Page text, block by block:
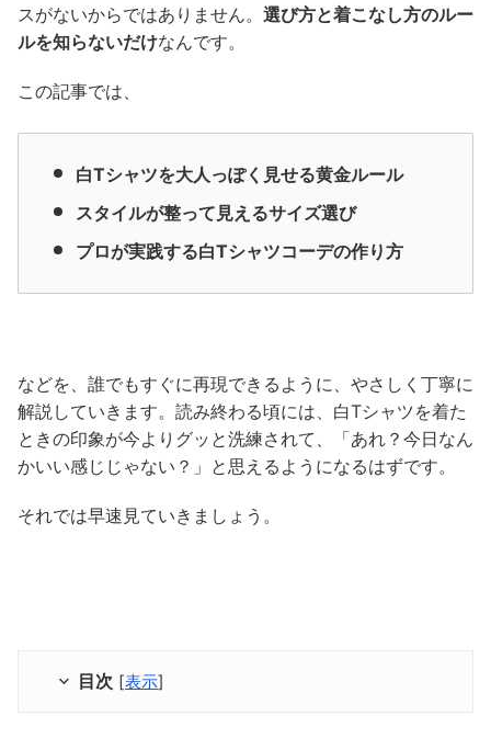
スがないからではありません。 選び方と着こなし方のルー
ルを知らないだけなんです。
この記事では、
白Tシャツを大人っぽく見せる黄金ルール
スタイルが整って見えるサイズ選び
プロが実践する白Tシャツコーデの作り方
などを、誰でもすぐに再現できるように、やさしく丁寧に
解説していきます。読み終わる頃には、白Tシャツを着た
ときの印象が今よりグッと洗練されて、「あれ？今日なん
かいい感じじゃない？」と思えるようになるはずです。
それでは早速見ていきましょう。
目次 [表示]